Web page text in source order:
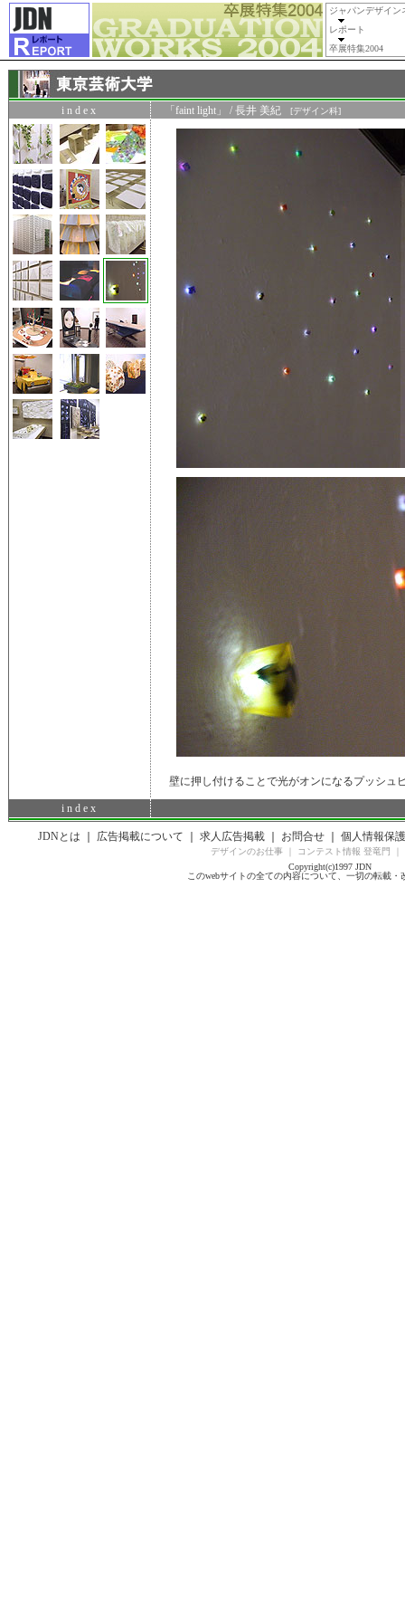
ジャパンデザイン
レポート
卒展特集2004
i n d e x 「faint light」 / 長井 美紀 [デザイン科]
壁に押し付けることで光がオンになるプッシュ
i n d e x
JDNとは 広告掲載について 求人広告掲載｜ お問合せ｜ 個人情報保
デザインのお仕事｜ コンテスト情報 登竜門
Copyright(c)1997 JDN
このwebサイトの全ての内容について、一切の転載・